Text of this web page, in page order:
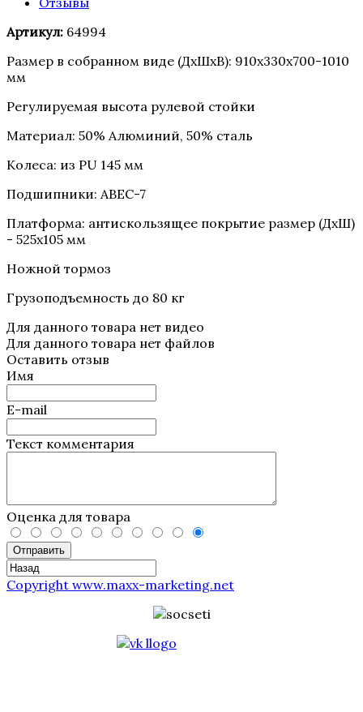
Артикул: 64994
Размер в собранном виде (ДхШхВ): 910х330х700-1010
мм
Регулируемая высота рулевой стойки
Материал: 50% Алюминий, 50% сталь
Колеса: из PU 145 мм
Подшипники: АВЕС-7
Платформа: антискользящее покрытие размер (ДхШ)
- 525х105 мм
Ножной тормоз
Грузоподъемность до 80 кг
Для данного товара нет видео
Для данного товара нет файлов
Оставить отзыв
Имя
E-mail
Текст комментария
Оценка для товара
Отправить
Copyright www.maxx-marketing.net